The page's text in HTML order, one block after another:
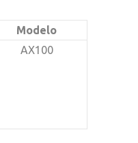
Modelo
AX100